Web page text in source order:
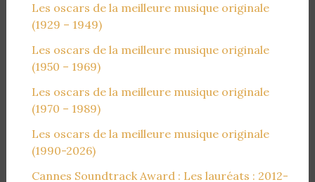
Les oscars de la meilleure musique originale
(1929 – 1949)
Les oscars de la meilleure musique originale
(1950 – 1969)
Les oscars de la meilleure musique originale
(1970 – 1989)
Les oscars de la meilleure musique originale
(1990-2026)
Cannes Soundtrack Award : Les lauréats : 2012-